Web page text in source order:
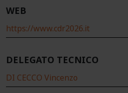
WEB
https://www.cdr2026.it
DELEGATO TECNICO
DI CECCO Vincenzo